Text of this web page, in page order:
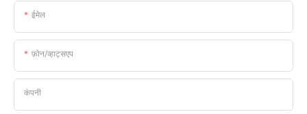
ईमेल
फ़ोन/व्हाट्सएप
कंपनी